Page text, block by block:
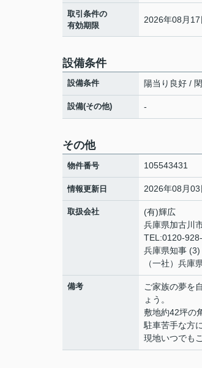
取引条件の
有効期限
2026年08月17
設備条件
設備条件 陽当り良好 /
設備(その他) -
その他
物件番号 105543431
情報更新日 2026年08月03
取扱会社
(有)輝広
兵庫県加古川
TEL:0120-
兵庫県知事
（一社）兵
備考
ご家族の夢を
ょう。
敷地約42坪の
駐車苦手な方
現地いつでも